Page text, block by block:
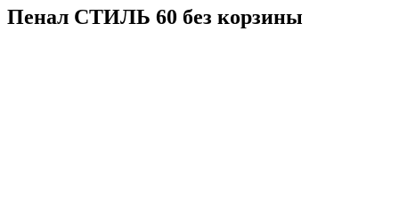
Пенал СТИЛЬ 60 без корзины